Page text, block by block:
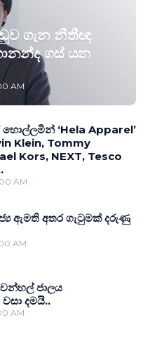
ගැන නීතීඥ
ගස් යන
AM
‘Hela Apparel’
Klein, Tommy
Kors, NEXT, Tesco
AM
ඇමති අතර ගැටුමක් දරුණු
AM
ජාලය
දමයි..
AM